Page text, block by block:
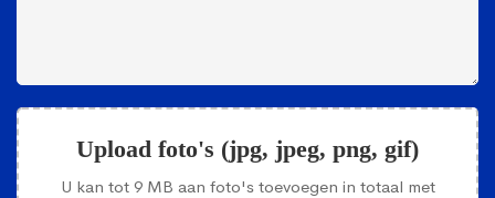
Upload foto's (jpg, jpeg, png, gif)
U kan tot 9 MB aan foto's toevoegen in totaal met